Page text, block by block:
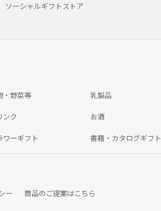
ソーシャルギフトストア
・野菜等 乳製品
ンク お酒
ワーギフト 書籍・カタログギフト
ー 商品のご提案はこちら